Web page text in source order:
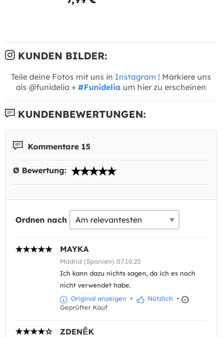
KUNDEN BILDER:
Teile deine Fotos mit uns in Instagram ! Markiere uns
als @funidelia + #Funidelia um hier zu erscheinen
KUNDENBEWERTUNGEN:
Kommentare 15
Ø Bewertung:
Ordnen nach
MAYKA
Madrid (Spanien) 07.10.23
Ich kann dazu nichts sagen, da ich es noch
nicht verwendet habe.
Original anzeigen • Nützlich •
Geprüfter Kauf
ZDENĚK